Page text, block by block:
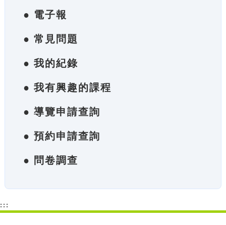
● 電子報
● 常見問題
● 我的紀錄
● 我有興趣的課程
● 導覽申請查詢
● 預約申請查詢
● 問卷調查
:::